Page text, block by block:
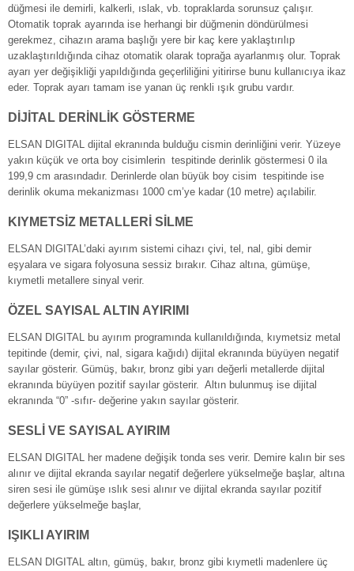
düğmesi ile demirli, kalkerli, ıslak, vb. topraklarda sorunsuz çalışır.
Otomatik toprak ayarında ise herhangi bir düğmenin döndürülmesi
gerekmez, cihazın arama başlığı yere bir kaç kere yaklaştırılıp
uzaklaştırıldığında cihaz otomatik olarak toprağa ayarlanmış olur. Toprak
ayarı yer değişikliği yapıldığında geçerliliğini yitirirse bunu kullanıcıya ikaz
eder. Toprak ayarı tamam ise yanan üç renkli ışık grubu vardır.
DİJİTAL DERİNLİK GÖSTERME
ELSAN DIGITAL dijital ekranında bulduğu cismin derinliğini verir. Yüzeye
yakın küçük ve orta boy cisimlerin tespitinde derinlik göstermesi 0 ila
199,9 cm arasındadır. Derinlerde olan büyük boy cisim tespitinde ise
derinlik okuma mekanizması 1000 cm’ye kadar (10 metre) açılabilir.
KIYMETSİZ METALLERİ SİLME
ELSAN DIGITAL’daki ayırım sistemi cihazı çivi, tel, nal, gibi demir
eşyalara ve sigara folyosuna sessiz bırakır. Cihaz altına, gümüşe,
kıymetli metallere sinyal verir.
ÖZEL SAYISAL ALTIN AYIRIMI
ELSAN DIGITAL bu ayırım programında kullanıldığında, kıymetsiz metal
tepitinde (demir, çivi, nal, sigara kağıdı) dijital ekranında büyüyen negatif
sayılar gösterir. Gümüş, bakır, bronz gibi yarı değerli metallerde dijital
ekranında büyüyen pozitif sayılar gösterir. Altın bulunmuş ise dijital
ekranında “0” -sıfır- değerine yakın sayılar gösterir.
SESLİ VE SAYISAL AYIRIM
ELSAN DIGITAL her madene değişik tonda ses verir. Demire kalın bir ses
alınır ve dijital ekranda sayılar negatif değerlere yükselmeğe başlar, altına
siren sesi ile gümüşe ıslık sesi alınır ve dijital ekranda sayılar pozitif
değerlere yükselmeğe başlar,
IŞIKLI AYIRIM
ELSAN DIGITAL altın, gümüş, bakır, bronz gibi kıymetli madenlere üç